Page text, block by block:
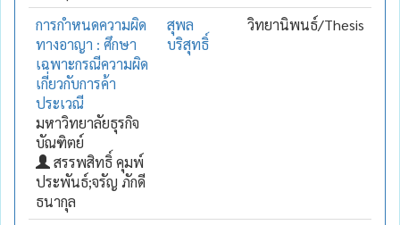
การกำหนดความผิด
ทางอาญา : ศึกษา
เฉพาะกรณีความผิด
เกี่ยวกับการค้า
ประเวณี
มหาวิทยาลัยธุรกิจ
บัณฑิตย์
สรรพสิทธิ์ คุมพ์
ประพันธ์;จรัญ ภักดี
ธนากุล
สุพล
บริสุทธิ์
วิทยานิพนธ์/Thesis